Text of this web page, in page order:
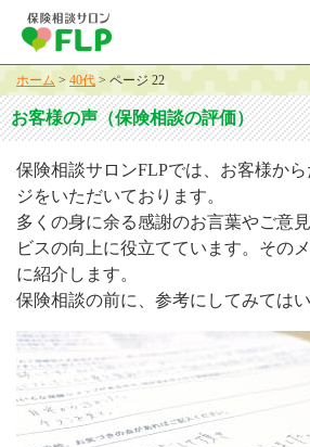
ホーム > 40代 > ページ 22
お客様の声（保険相談の評価）
保険相談サロンFLPでは、お客様か
ジをいただいております。
多くの身に余る感謝のお言葉やご意
ビスの向上に役立てています。その
に紹介します。
保険相談の前に、参考にしてみては